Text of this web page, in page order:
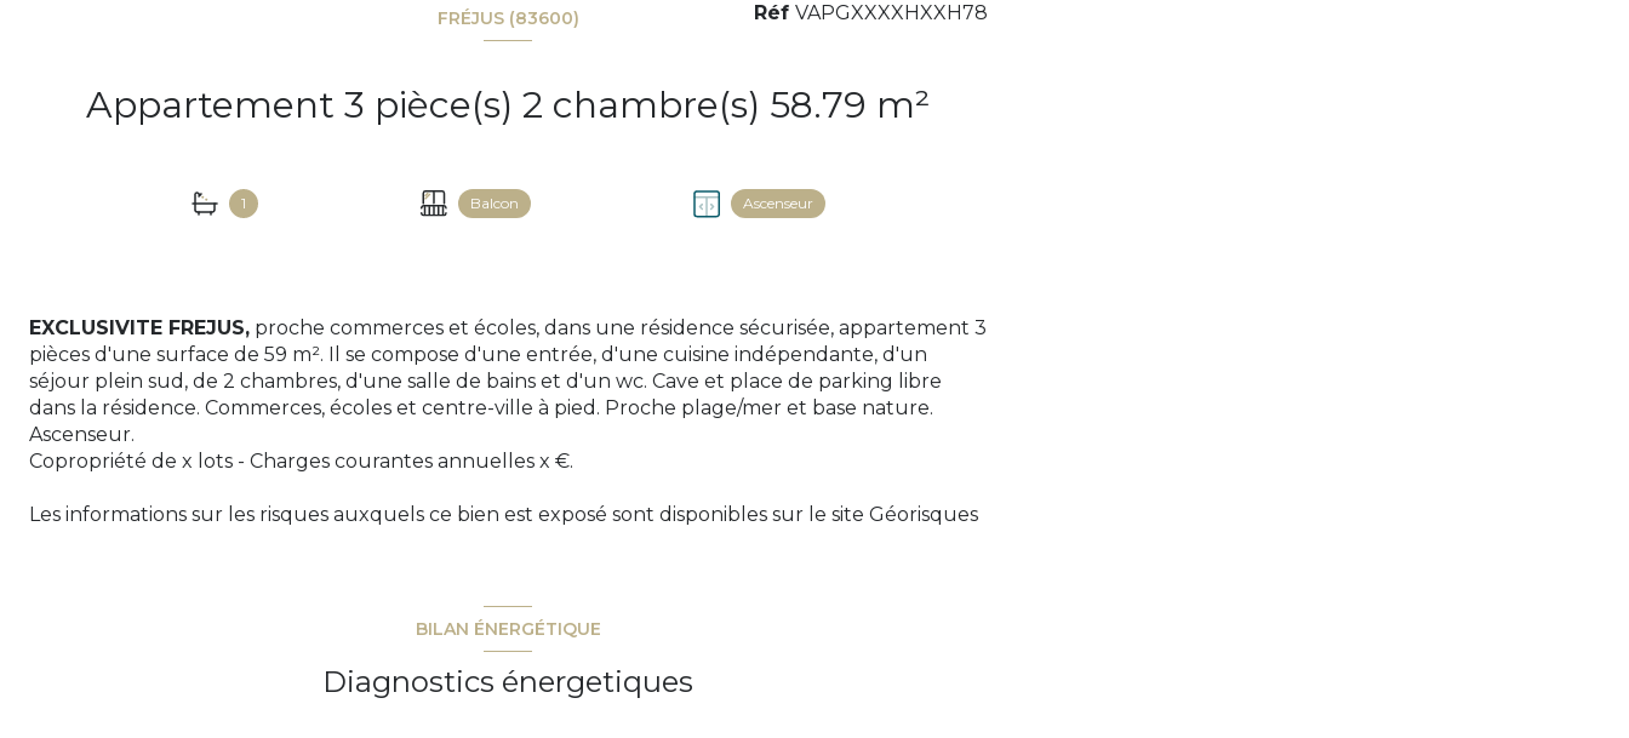
FRÉJUS (83600)
Appartement 3 pièce(s) 2 chambre(s) 58.79 m²
1 Balcon Ascenseur
Réf VAPGXXXXHXXH78
EXCLUSIVITE FREJUS, proche commerces et écoles, dans une résidence sécurisée, appartement 3
pièces d'une surface de 59 m². Il se compose d'une entrée, d'une cuisine indépendante, d'un
séjour plein sud, de 2 chambres, d'une salle de bains et d'un wc. Cave et place de parking libre
dans la résidence. Commerces, écoles et centre-ville à pied. Proche plage/mer et base nature.
Ascenseur.
Copropriété de x lots - Charges courantes annuelles x €.
Les informations sur les risques auxquels ce bien est exposé sont disponibles sur le site Géorisques
BILAN ÉNERGÉTIQUE
Diagnostics énergetiques